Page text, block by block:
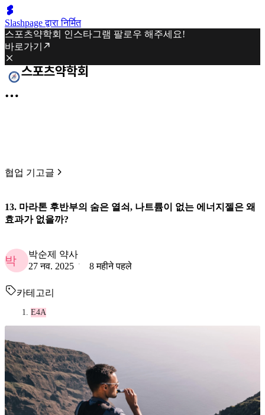
Slashpage द्वारा निर्मित
스포츠약학회 인스타그램 팔로우 해주세요!
바로가기
협업 기고글
13. 마라톤 후반부의 숨은 열쇠, 나트륨이 없는 에너지젤은 왜
효과가 없을까?
박
박순제 약사
27 नव. 2025
8 महीने पहले
카테고리
E4A